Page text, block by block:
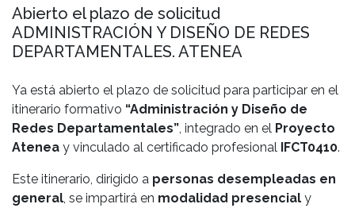
Abierto el plazo de solicitud
ADMINISTRACIÓN Y DISEÑO DE REDES
DEPARTAMENTALES. ATENEA
Ya está abierto el plazo de solicitud para participar en el
itinerario formativo “Administración y Diseño de
Redes Departamentales” , integrado en el Proyecto
Atenea y vinculado al certificado profesional IFCT0410.
Este itinerario, dirigido a personas desempleadas en
general , se impartirá en modalidad presencial y